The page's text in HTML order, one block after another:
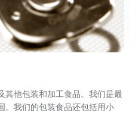
其他包装和加工食品。我们是最
。我们的包装食品还包括用小